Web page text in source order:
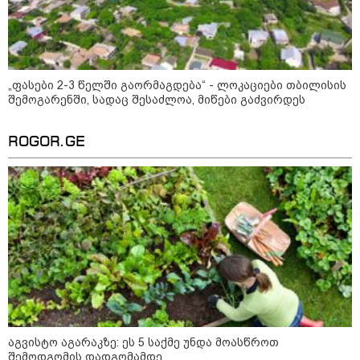
"ამ ვიდეოს ნახვის შემდეგ,
როდესაც დავურეკე გურამის
დედას ცალსახად განაცხადა..." -
რას ამბობს ადვოკატი ტარიელ
კაკაბაძე?
სოციალურ ქსელში სკანდალური
კადრები ვრცელდება
პოლიტიკა
„ფასები 2-3 წელში გაორმაგდება“ - ლოკაციები თბილისის
შემოგარენში, სადაც შესაძლოა, მიწები გაძვირდეს
ROGOR.GE
აგვისტო აგარაკზე: ეს 5 საქმე უნდა მოასწროთ
შემოდგომის დადგომამდე